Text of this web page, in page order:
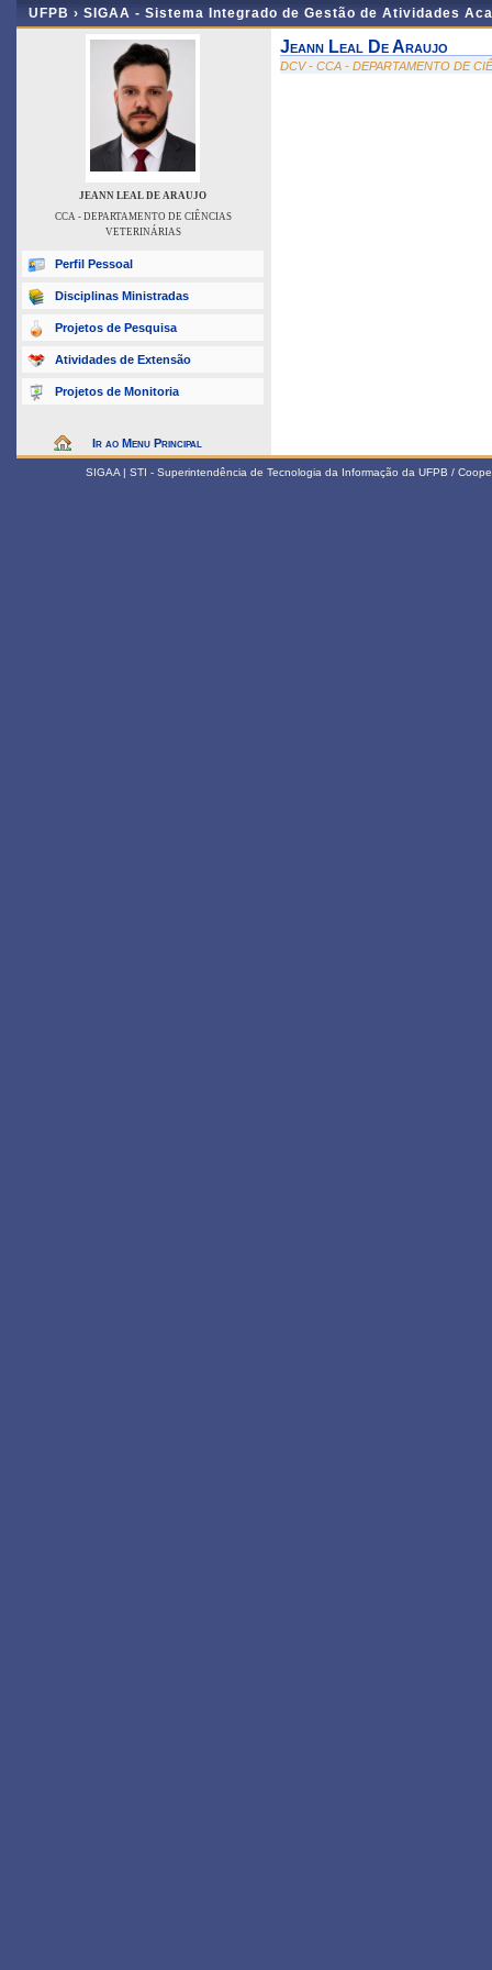
UFPB › SIGAA - Sistema Integrado de Gestão de Atividades
JEANN LEAL DE ARAUJO
CCA - DEPARTAMENTO DE CIÊNCIAS
VETERINÁRIAS
Perfil Pessoal
Disciplinas Ministradas
Projetos de Pesquisa
Atividades de Extensão
Projetos de Monitoria
Ir ao Menu Principal
Jeann Leal De Araujo
DCV - CCA - DEPARTAMENTO DE
SIGAA | STI - Superintendência de Tecnologia da Informação da UFPB /